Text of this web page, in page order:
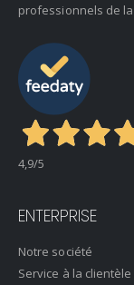
professionnels de
4,9/5
ENTERPRISE
Notre société
Service à la clientèle